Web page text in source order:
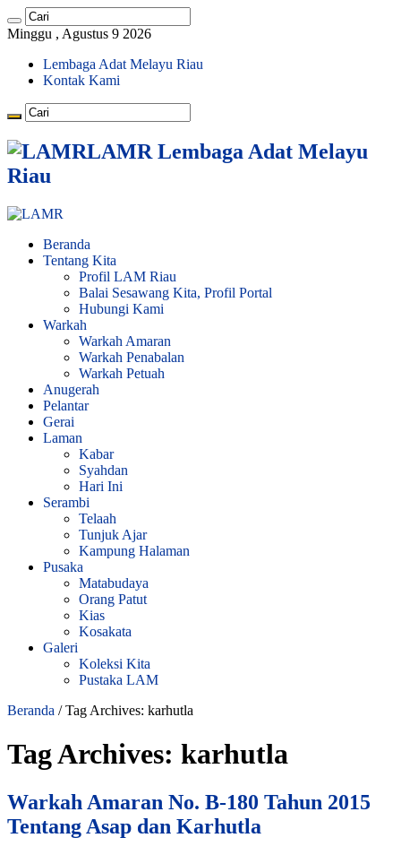
Minggu , Agustus 9 2026
Lembaga Adat Melayu Riau
Kontak Kami
LAMR Lembaga Adat Melayu
Riau
Beranda
Tentang Kita
Profil LAM Riau
Balai Sesawang Kita, Profil Portal
Hubungi Kami
Warkah
Warkah Amaran
Warkah Penabalan
Warkah Petuah
Anugerah
Pelantar
Gerai
Laman
Kabar
Syahdan
Hari Ini
Serambi
Telaah
Tunjuk Ajar
Kampung Halaman
Pusaka
Matabudaya
Orang Patut
Kias
Kosakata
Galeri
Koleksi Kita
Pustaka LAM
Beranda / Tag Archives: karhutla
Tag Archives: karhutla
Warkah Amaran No. B-180 Tahun 2015
Tentang Asap dan Karhutla